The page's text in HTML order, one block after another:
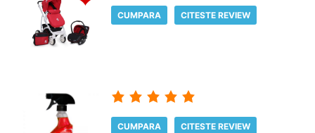
CUMPARA CITESTE REVIEW
CUMPARA CITESTE REVIEW